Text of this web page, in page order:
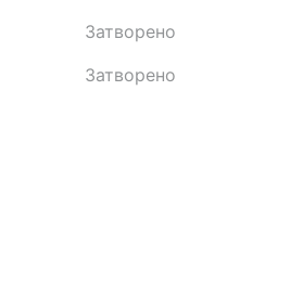
Затворено
Затворено